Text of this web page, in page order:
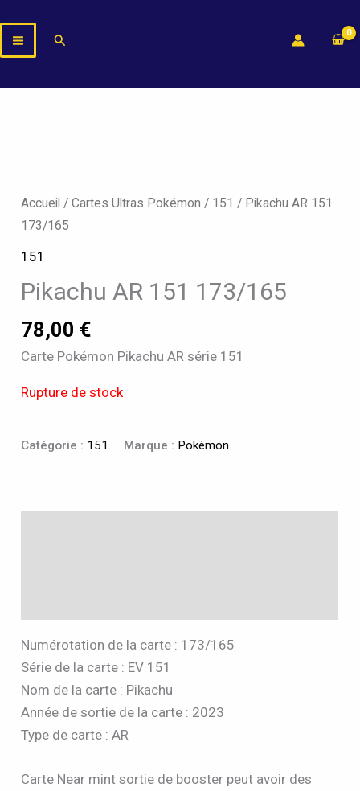
au
contenu
Rechercher
Accueil /Cartes Ultras Pokémon / 151 / Pikachu AR 151
173/165
151
Pikachu AR 151 173/165
78,00 €
Carte Pokémon Pikachu AR série 151
Rupture de stock
Catégorie : 151 Marque : Pokémon
Numérotation de la carte : 173/165
Série de la carte : EV 151
Nom de la carte : Pikachu
Année de sortie de la carte : 2023
Type de carte : AR
Carte Near mint sortie de booster peut avoir des